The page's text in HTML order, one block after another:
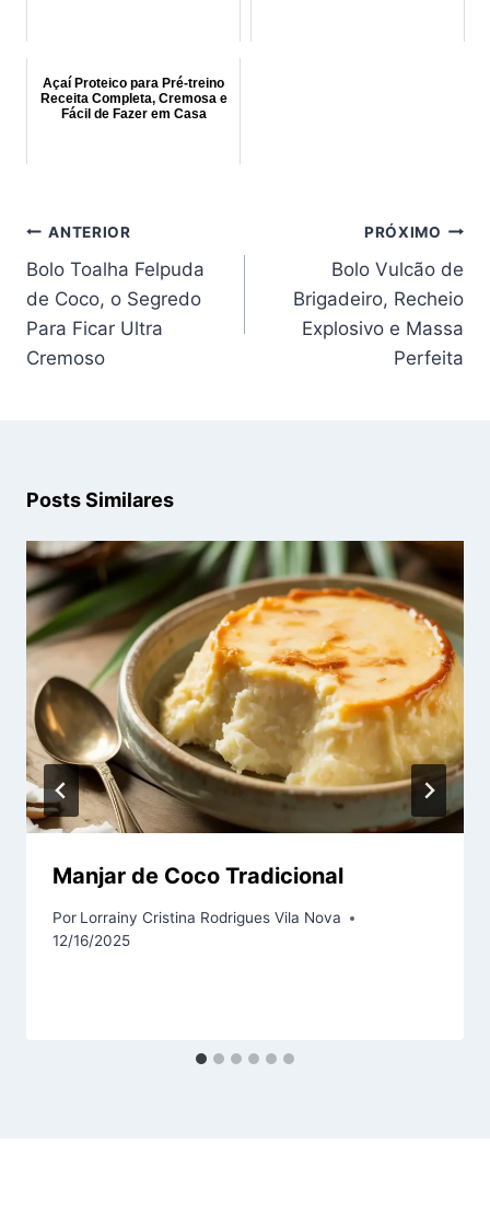
Açaí Proteico para Pré-treino
Receita Completa, Cremosa e
Fácil de Fazer em Casa
Navegação
de
Post
ANTERIOR
Bolo Toalha Felpuda
de Coco, o Segredo
Para Ficar Ultra
Cremoso
PRÓXIMO
Bolo Vulcão de
Brigadeiro, Recheio
Explosivo e Massa
Perfeita
Posts Similares
Manjar de Coco Tradicional
Por Lorrainy Cristina Rodrigues Vila Nova
12/16/2025